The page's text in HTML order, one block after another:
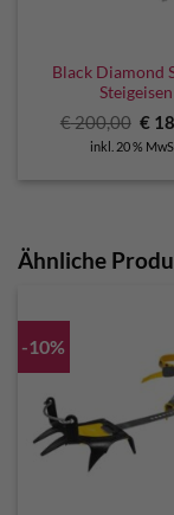
Black Diamond
Steigeisen
€200,00
war:
€
inkl. 20 %
Ähnliche
-10%